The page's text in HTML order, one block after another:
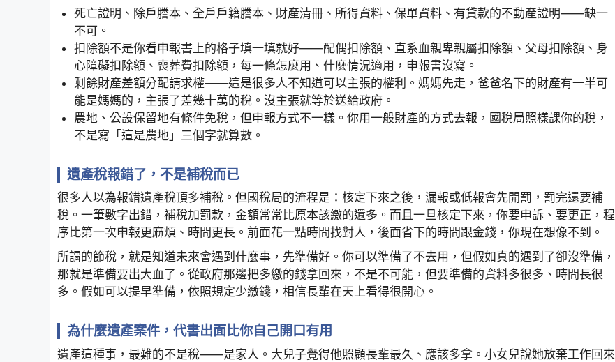
死亡證明、除戶謄本、全戶戶籍謄本、財產清冊、所得資料、保單資料、有貸款的不動產證明——缺一
不可。
扣除額不是你看申報書上的格子填一填就好——配偶扣除額、直系血親卑親屬扣除額、父母扣除額、身
心障礙扣除額、喪葬費扣除額，每一條怎麼用、什麼情況適用，申報書沒寫。
剩餘財產差額分配請求權——這是很多人不知道可以主張的權利。媽媽先走，爸爸名下的財產有一半可
能是媽媽的，主張了差幾十萬的稅。沒主張就等於送給政府。
農地、公設保留地有條件免稅，但申報方式不一樣。你用一般財產的方式去報，國稅局照樣課你的稅，
不是寫「這是農地」三個字就算數。
遺產稅報錯了，不是補稅而已
很多人以為報錯遺產稅頂多補稅。但國稅局的流程是：核定下來之後，漏報或低報會先開罰，罰完還要補
稅。一筆數字出錯，補稅加罰款，金額常常比原本該繳的還多。而且一旦核定下來，你要申訴、要更正，程
序比第一次申報更麻煩、時間更長。前面花一點時間找對人，後面省下的時間跟金錢，你現在想像不到。
所謂的節稅，就是知道未來會遇到什麼事，先準備好。你可以準備了不去用，但假如真的遇到了卻沒準備，
那就是準備要出大血了。從政府那邊把多繳的錢拿回來，不是不可能，但要準備的資料多很多、時間長很
多。假如可以提早準備，依照規定少繳錢，相信長輩在天上看得很開心。
為什麼遺產案件，代書出面比你自己開口有用
遺產這種事，最難的不是稅——是家人。大兒子覺得他照顧長輩最久、應該多拿。小女兒說她放棄工作回來